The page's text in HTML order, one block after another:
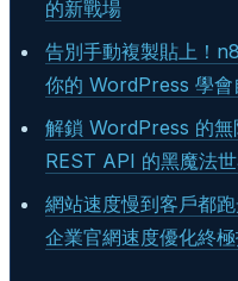
的新戰場
告別手動複製貼上！
你的 WordPress 學會
解鎖 WordPress 的無
REST API 的黑魔法
網站速度慢到客戶都
企業官網速度優化終